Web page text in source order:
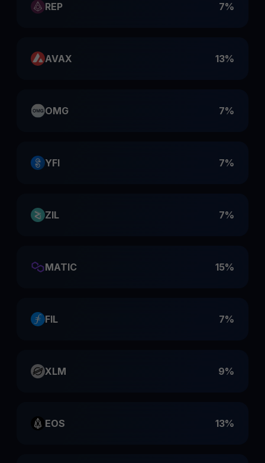
REP 7%
AVAX 13%
OMG 7%
YFI 7%
ZIL 7%
MATIC 15%
FIL 7%
XLM 9%
EOS 13%